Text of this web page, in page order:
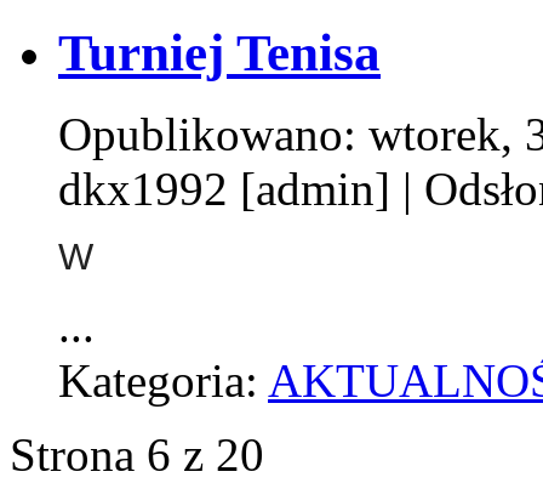
Turniej Tenisa
Opublikowano: wtorek,
dkx1992 [admin] |
W
...
Kategoria:
Strona 6 z 20